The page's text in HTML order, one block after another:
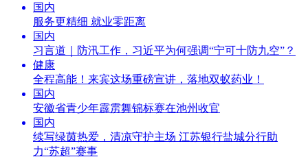
国内
服务更精细 就业零距离
国内
习言道｜防汛工作，习近平为何强调“宁可十防九空”？
健康
全程高能！来宾这场重磅宣讲，落地双蚁药业！
国内
安徽省青少年霹雳舞锦标赛在池州收官
国内
续写绿茵热爱，清凉守护主场 江苏银行盐城分行助
力“苏超”赛事